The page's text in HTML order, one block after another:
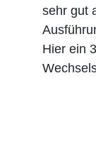
sehr gut
Hier ein